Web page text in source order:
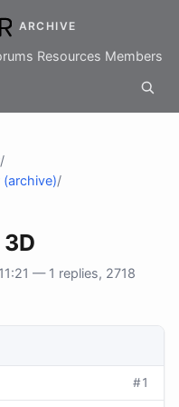
ARCHIVE
Resources Members
/
/
— 1 replies, 2718
#1